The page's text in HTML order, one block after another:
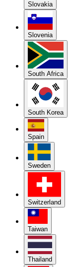
Slovakia
Slovenia
South Africa
South Korea
Spain
Sweden
Switzerland
Taiwan
Thailand